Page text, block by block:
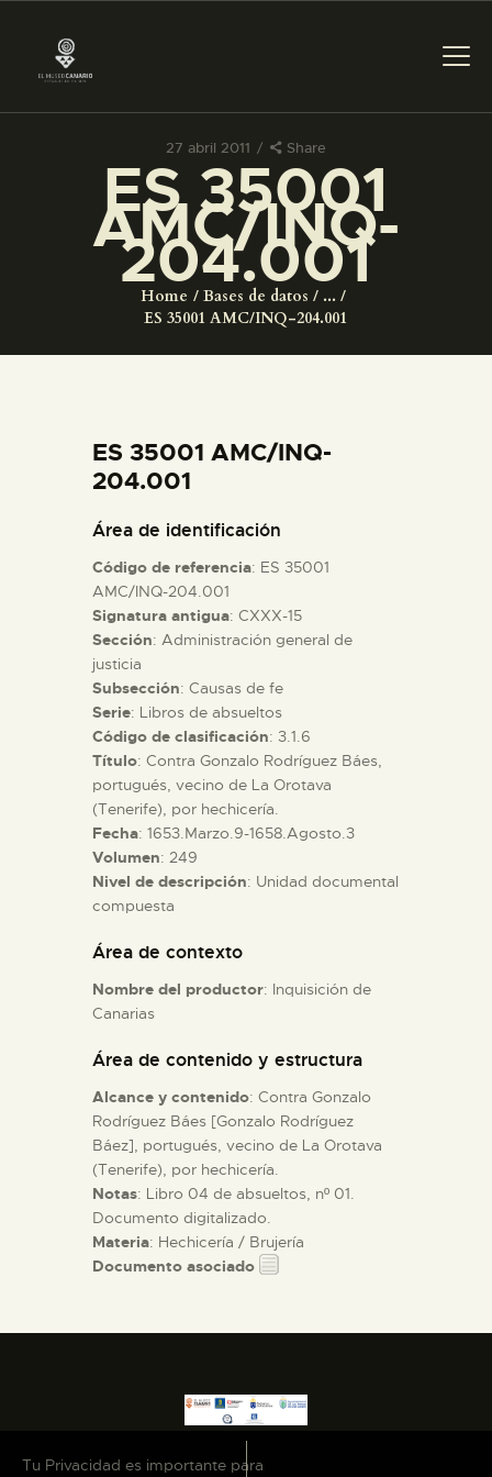
27 abril 2011 Share
ES 35001
AMC/INQ-
204.001
Home Bases de datos
...
ES 35001 AMC/INQ-204.001
PREPARAR LA VISITA
ACTIVIDADES
COLECCIONES
ESPAÑOL
PREPARAR LA VISITA
ACTIVIDADES
█
EL MUSEO
COLECCIONES
ES 35001 AMC/INQ-
204.001
Área de identificación
Código de referencia: ES 35001
AMC/INQ-204.001
Signatura antigua: CXXX-15
Sección: Administración general de
justicia
Subsección: Causas de fe
Serie: Libros de absueltos
Código de clasificación: 3.1.6
Título: Contra Gonzalo Rodríguez Báes,
portugués, vecino de La Orotava
(Tenerife), por hechicería.
Fecha: 1653.Marzo.9-1658.Agosto.3
Volumen: 249
Nivel de descripción: Unidad documental
compuesta
Área de contexto
Nombre del productor: Inquisición de
Canarias
Área de contenido y estructura
Alcance y contenido: Contra Gonzalo
Rodríguez Báes [Gonzalo Rodríguez
Báez], portugués, vecino de La Orotava
(Tenerife), por hechicería.
Notas: Libro 04 de absueltos, nº 01.
Documento digitalizado.
Materia: Hechicería / Brujería
Documento asociado
Tu Privacidad es importante para